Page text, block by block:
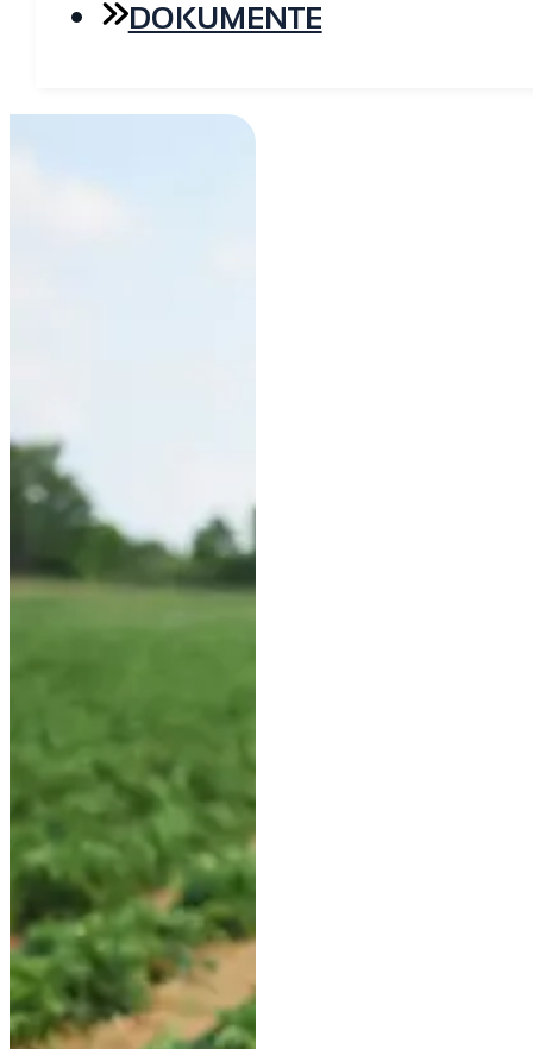
DOKUMENTE